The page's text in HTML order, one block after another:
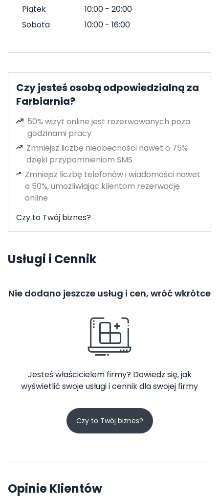
Piątek
10:00 - 20:00
Sobota
10:00 - 16:00
Czy jesteś osobą odpowiedzialną za
Farbiarnia?
50% wizyt online jest rezerwowanych poza
godzinami pracy
Zmniejsz liczbę nieobecności nawet o 75%
dzięki przypomnieniom SMS
Zmniejsz liczbę telefonów i wiadomości nawet
o 50%, umożliwiając klientom rezerwację
online
Czy to Twój biznes?
Usługi i Cennik
Nie dodano jeszcze usług i cen, wróć wkrótce
Jesteś właścicielem firmy? Dowiedz się, jak
wyświetlić swoje usługi i cennik dla swojej firmy
Czy to Twój biznes?
Opinie Klientów